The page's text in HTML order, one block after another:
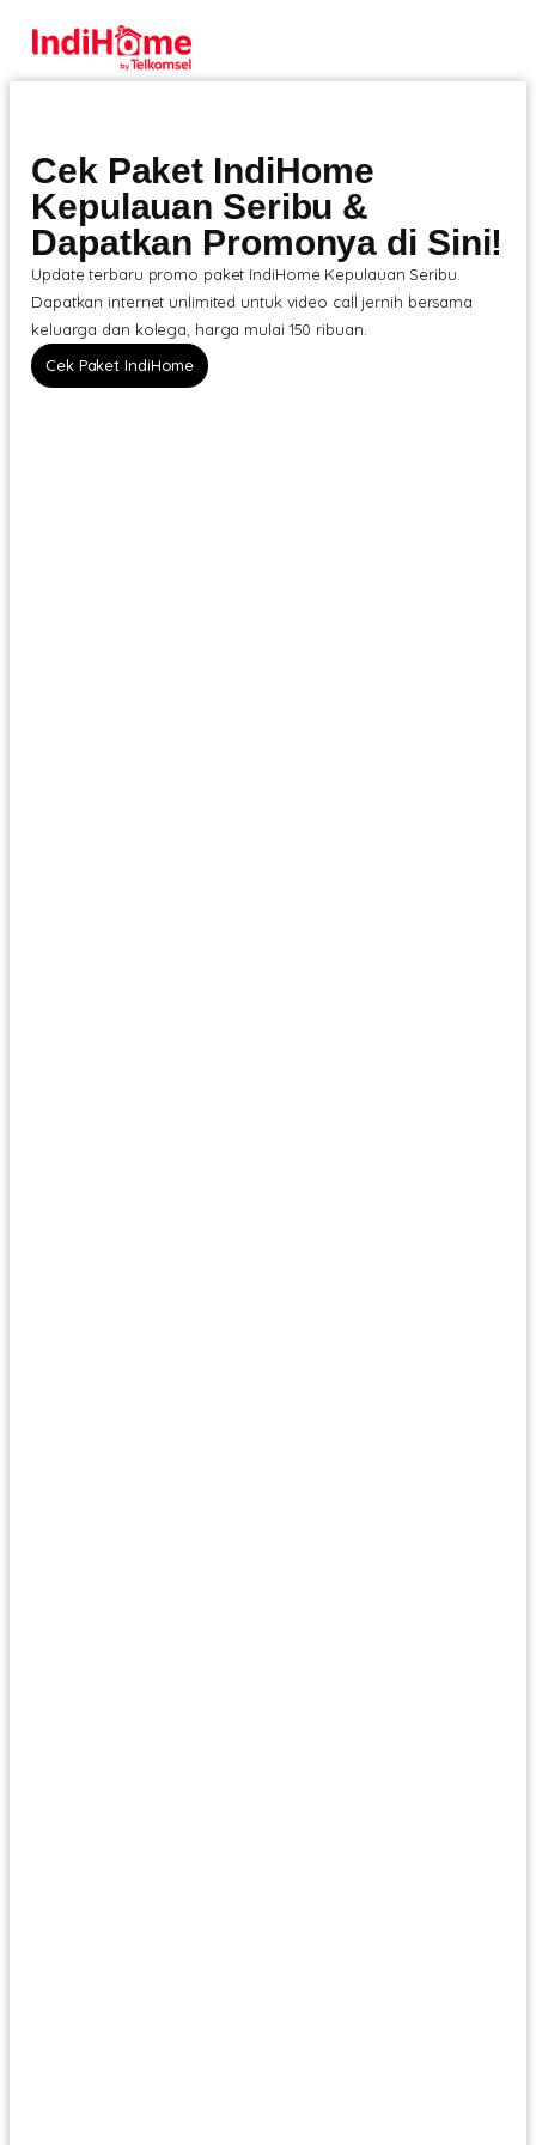
Cek Paket IndiHome
Kepulauan Seribu &
Dapatkan Promonya di Sini!
Update terbaru promo paket IndiHome Kepulauan Seribu.
Dapatkan internet unlimited untuk video call jernih bersama
keluarga dan kolega, harga mulai 150 ribuan.
Cek Paket IndiHome